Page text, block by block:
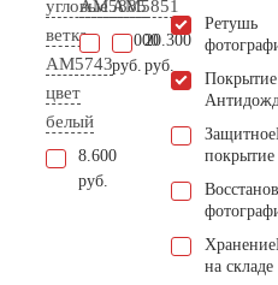
угловые
ветка
AM5743
цвет
белый
8.600
руб.
AM5885
46.000
руб.
AM5851
20.300
руб.
Ретушь
Покрытие
Защитное
покрытие
Хранение
на складе